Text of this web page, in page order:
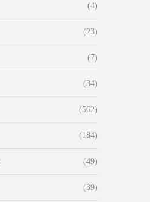
(4)
(23)
(7)
(34)
(562)
(184)
(49)
(39)